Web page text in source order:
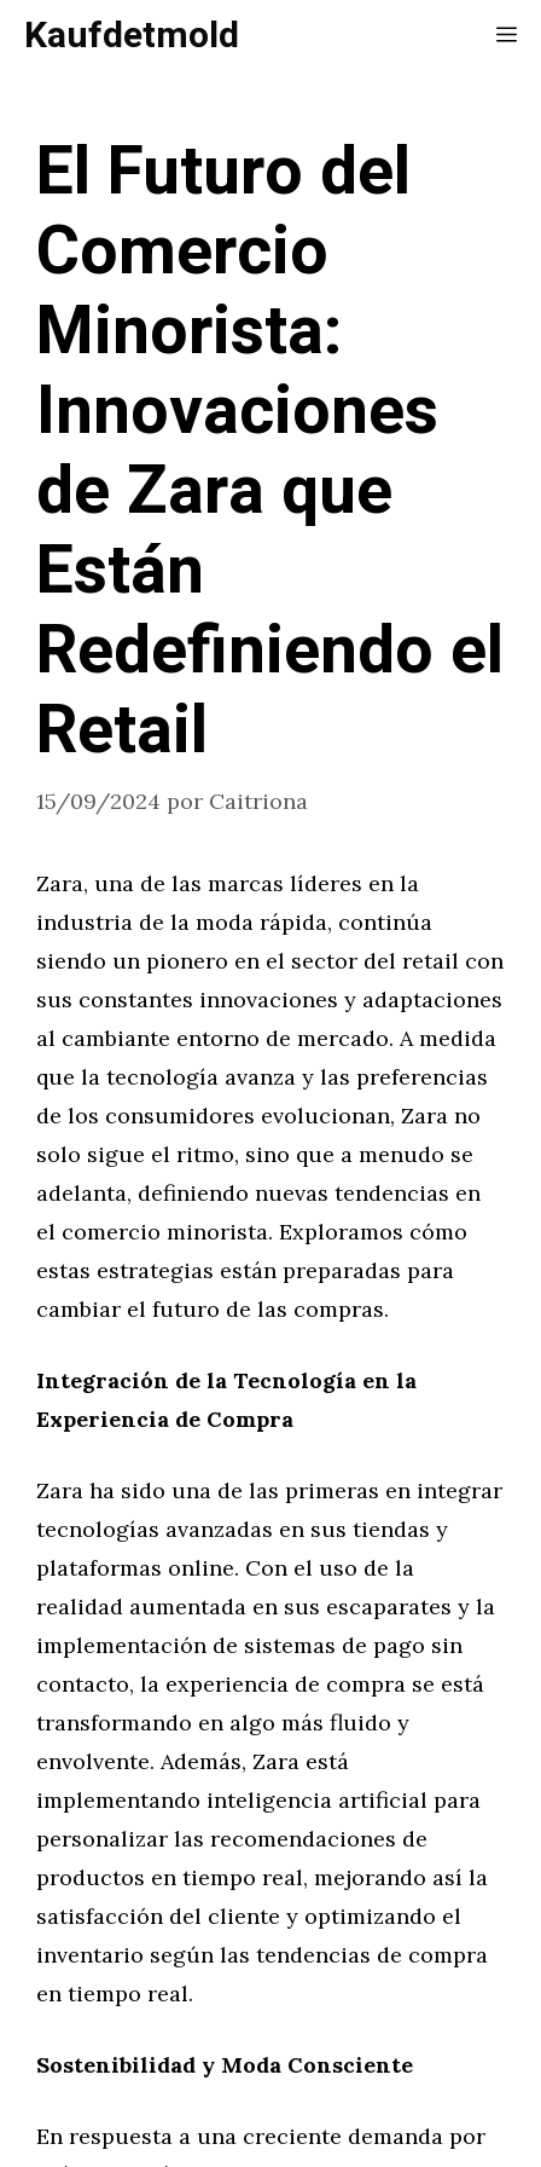
SaltarKaufdetmold
El Futuro del
Comercio
Minorista:
Innovaciones
de Zara que
Están
Redefiniendo el
Retail
15/09/2024 por Caitriona
Zara, una de las marcas líderes en la
industria de la moda rápida, continúa
siendo un pionero en el sector del retail con
sus constantes innovaciones y adaptaciones
al cambiante entorno de mercado. A medida
que la tecnología avanza y las preferencias
de los consumidores evolucionan, Zara no
solo sigue el ritmo, sino que a menudo se
adelanta, definiendo nuevas tendencias en
el comercio minorista. Exploramos cómo
estas estrategias están preparadas para
cambiar el futuro de las compras.
Integración de la Tecnología en la
Experiencia de Compra
Zara ha sido una de las primeras en integrar
tecnologías avanzadas en sus tiendas y
plataformas online. Con el uso de la
realidad aumentada en sus escaparates y la
implementación de sistemas de pago sin
contacto, la experiencia de compra se está
transformando en algo más fluido y
envolvente. Además, Zara está
implementando inteligencia artificial para
personalizar las recomendaciones de
productos en tiempo real, mejorando así la
satisfacción del cliente y optimizando el
inventario según las tendencias de compra
en tiempo real.
Sostenibilidad y Moda Consciente
En respuesta a una creciente demanda por